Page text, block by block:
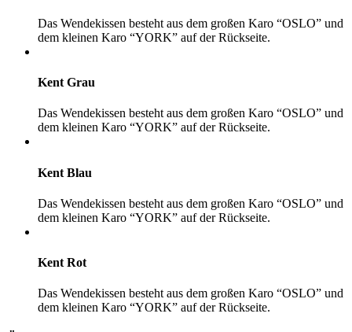
Das Wendekissen besteht aus dem großen Karo “OSLO” und
dem kleinen Karo “YORK” auf der Rückseite.
Kent Grau
Das Wendekissen besteht aus dem großen Karo “OSLO” und
dem kleinen Karo “YORK” auf der Rückseite.
Kent Blau
Das Wendekissen besteht aus dem großen Karo “OSLO” und
dem kleinen Karo “YORK” auf der Rückseite.
Kent Rot
Das Wendekissen besteht aus dem großen Karo “OSLO” und
dem kleinen Karo “YORK” auf der Rückseite.